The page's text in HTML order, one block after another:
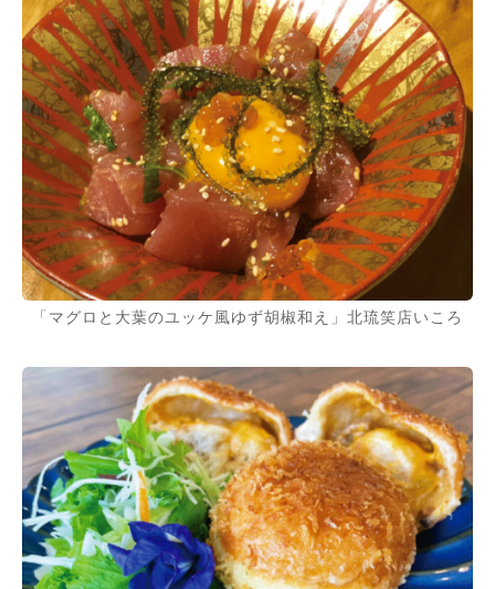
「マグロと大葉のユッケ風ゆず胡椒和え」北琉笑店いころ